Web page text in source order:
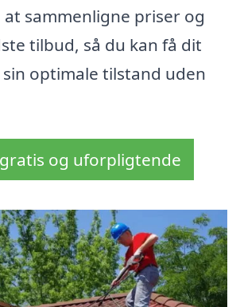
sammenligne priser og
tilbud, så du kan få dit
optimale tilstand uden
og uforpligtende